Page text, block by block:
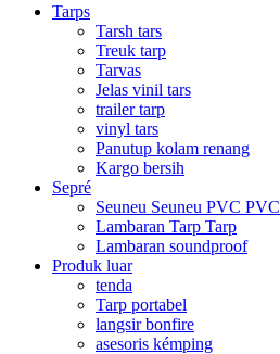
Tarps
Tarsh tars
Treuk tarp
Tarvas
Jelas vinil tars
trailer tarp
vinyl tars
Panutup kolam renang
Kargo bersih
Sepré
Seuneu Seuneu PVC PVC
Lambaran Tarp Tarp
Lambaran soundproof
Produk luar
tenda
Tarp portabel
langsir bonfire
asesoris kémping